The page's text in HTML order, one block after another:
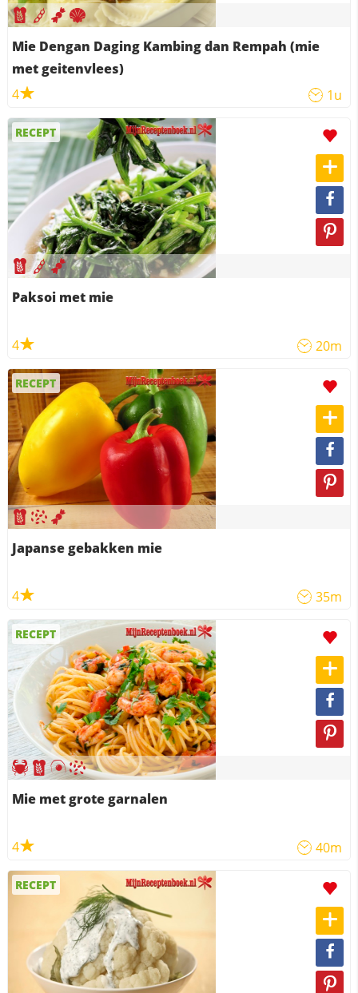
Mie Dengan Daging Kambing dan Rempah (mie
met geitenvlees)
4
1u
RECEPT
Paksoi met mie
4 20m
RECEPT
Japanse gebakken mie
4 35m
RECEPT
Mie met grote garnalen
4 40m
RECEPT